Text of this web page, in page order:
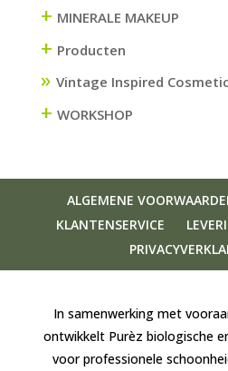
+ MINERALE MAKEUP
+ Producten
Vintage Inspired
+ WORKSHOP
ALGEMENE
KLANTENSERVICE
In samenwerking met
ontwikkelt Purèz biologische
voor professionele